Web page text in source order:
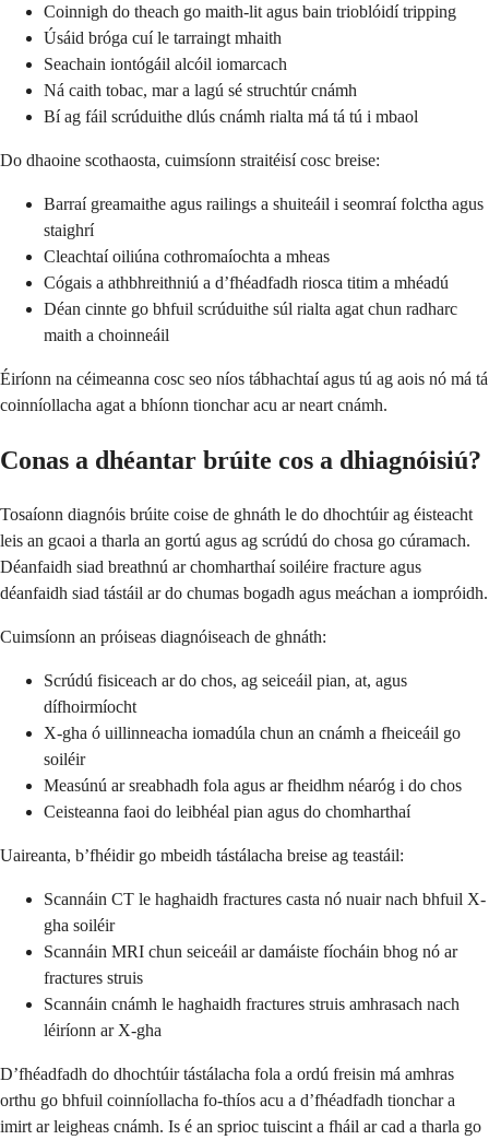
Coinnigh do theach go maith-lit agus bain trioblóidí tripping
Úsáid bróga cuí le tarraingt mhaith
Seachain iontógáil alcóil iomarcach
Ná caith tobac, mar a lagú sé struchtúr cnámh
Bí ag fáil scrúduithe dlús cnámh rialta má tá tú i mbaol
Do dhaoine scothaosta, cuimsíonn straitéisí cosc breise:
Barraí greamaithe agus railings a shuiteáil i seomraí folctha agus
staighrí
Cleachtaí oiliúna cothromaíochta a mheas
Cógais a athbhreithniú a d’fhéadfadh riosca titim a mhéadú
Déan cinnte go bhfuil scrúduithe súl rialta agat chun radharc
maith a choinneáil
Éiríonn na céimeanna cosc seo níos tábhachtaí agus tú ag aois nó má tá
coinníollacha agat a bhíonn tionchar acu ar neart cnámh.
Conas a dhéantar brúite cos a dhiagnóisiú?
Tosaíonn diagnóis brúite coise de ghnáth le do dhochtúir ag éisteacht
leis an gcaoi a tharla an gortú agus ag scrúdú do chosa go cúramach.
Déanfaidh siad breathnú ar chomharthaí soiléire fracture agus
déanfaidh siad tástáil ar do chumas bogadh agus meáchan a iompróidh.
Cuimsíonn an próiseas diagnóiseach de ghnáth:
Scrúdú fisiceach ar do chos, ag seiceáil pian, at, agus
dífhoirmíocht
X-gha ó uillinneacha iomadúla chun an cnámh a fheiceáil go
soiléir
Measúnú ar sreabhadh fola agus ar fheidhm néaróg i do chos
Ceisteanna faoi do leibhéal pian agus do chomharthaí
Uaireanta, b’fhéidir go mbeidh tástálacha breise ag teastáil:
Scannáin CT le haghaidh fractures casta nó nuair nach bhfuil X-
gha soiléir
Scannáin MRI chun seiceáil ar damáiste fíocháin bhog nó ar
fractures struis
Scannáin cnámh le haghaidh fractures struis amhrasach nach
léiríonn ar X-gha
D’fhéadfadh do dhochtúir tástálacha fola a ordú freisin má amhras
orthu go bhfuil coinníollacha fo-thíos acu a d’fhéadfadh tionchar a
imirt ar leigheas cnámh. Is é an sprioc tuiscint a fháil ar cad a tharla go